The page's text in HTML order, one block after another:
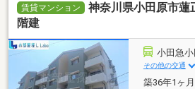
賃貸マンション
神奈川県小田原市蓮
階建
小田急
その他の交通
築36年1ヶ